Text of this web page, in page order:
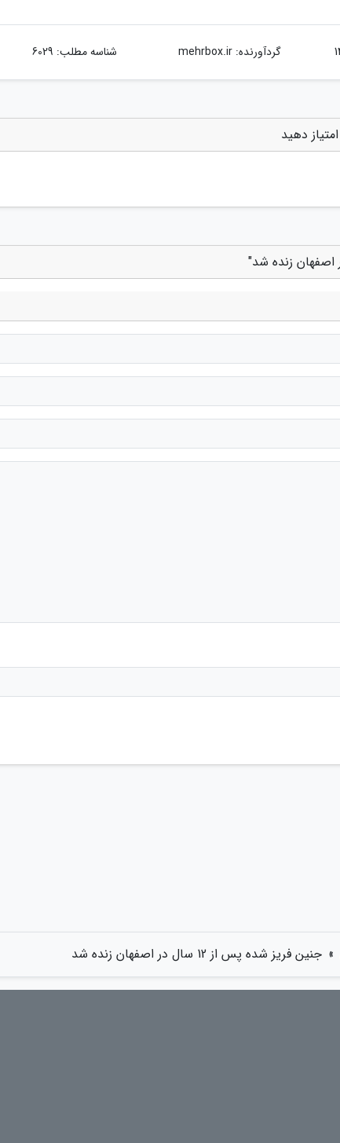
گردآورنده:mehrbox.ir شناسه مطلب: 6029
» جنین فریز شده پس از 12 سال در اصفهان زنده شد